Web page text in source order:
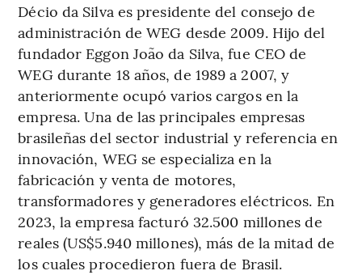
Décio da Silva es presidente del consejo de
administración de WEG desde 2009. Hijo del
fundador Eggon João da Silva, fue CEO de
WEG durante 18 años, de 1989 a 2007, y
anteriormente ocupó varios cargos en la
empresa. Una de las principales empresas
brasileñas del sector industrial y referencia en
innovación, WEG se especializa en la
fabricación y venta de motores,
transformadores y generadores eléctricos. En
2023, la empresa facturó 32.500 millones de
reales (US$5.940 millones), más de la mitad de
los cuales procedieron fuera de Brasil.